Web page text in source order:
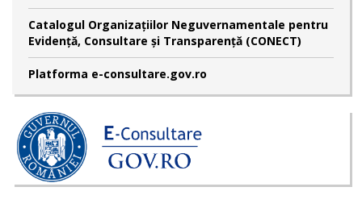
Catalogul Organizațiilor Neguvernamentale pentru
Evidență, Consultare și Transparență (CONECT)
Platforma e-consultare.gov.ro